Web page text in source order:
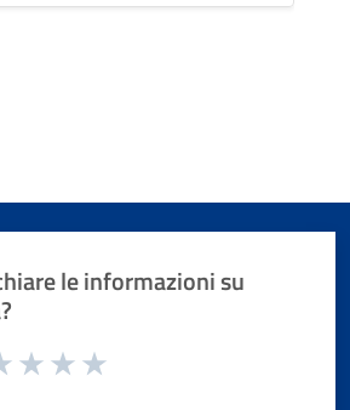
le informazioni su
la pagina